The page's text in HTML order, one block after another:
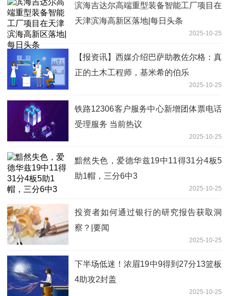
滨海吉达尔高端重型装备智能工厂项目在
天津滨海高新区落地|每日头条
2025-10-25
【报资讯】西媒介绍巴萨助教佐尔格：真
正的土木工程师，基米希的伯乐
2025-10-25
铁路12306客户服务中心新增团体票电话
受理服务 当前热议
2025-10-25
黯然失色，爱德华兹19中11得31分4板5
助1帽，三分6中3
2025-10-25
投资者如何通过银行的研究报告获取洞
察？|要闻
2025-10-25
下半场低迷！浓眉19中9得到27分13篮板
4助攻2封盖
2025-10-25